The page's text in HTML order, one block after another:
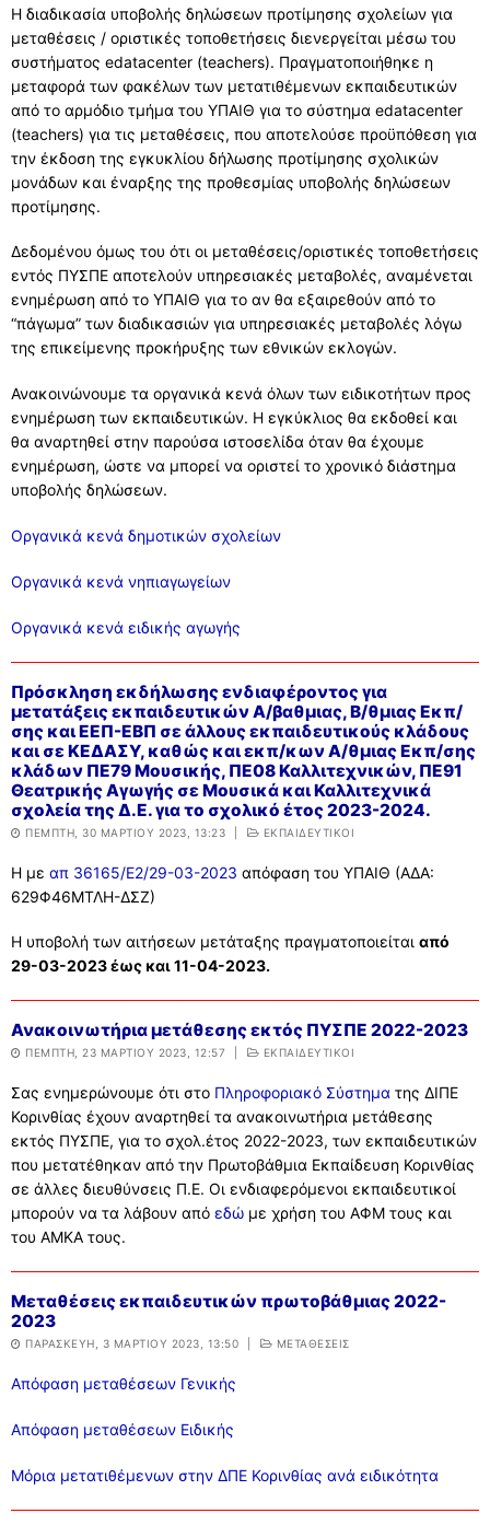
Η διαδικασία υποβολής δηλώσεων προτίμησης σχολείων για
μεταθέσεις / οριστικές τοποθετήσεις διενεργείται μέσω του
συστήματος edatacenter (teachers). Πραγματοποιήθηκε η
μεταφορά των φακέλων των μετατιθέμενων εκπαιδευτικών
από το αρμόδιο τμήμα του ΥΠΑΙΘ για το σύστημα edatacenter
(teachers) για τις μεταθέσεις, που αποτελούσε προϋπόθεση για
την έκδοση της εγκυκλίου δήλωσης προτίμησης σχολικών
μονάδων και έναρξης της προθεσμίας υποβολής δηλώσεων
προτίμησης.
Δεδομένου όμως του ότι οι μεταθέσεις/οριστικές τοποθετήσεις
εντός ΠΥΣΠΕ αποτελούν υπηρεσιακές μεταβολές, αναμένεται
ενημέρωση από το ΥΠΑΙΘ για το αν θα εξαιρεθούν από το
“πάγωμα” των διαδικασιών για υπηρεσιακές μεταβολές λόγω
της επικείμενης προκήρυξης των εθνικών εκλογών.
Ανακοινώνουμε τα οργανικά κενά όλων των ειδικοτήτων προς
ενημέρωση των εκπαιδευτικών. Η εγκύκλιος θα εκδοθεί και
θα αναρτηθεί στην παρούσα ιστοσελίδα όταν θα έχουμε
ενημέρωση, ώστε να μπορεί να οριστεί το χρονικό διάστημα
υποβολής δηλώσεων.
Οργανικά κενά δημοτικών σχολείων
Οργανικά κενά νηπιαγωγείων
Oργανικά κενά ειδικής αγωγής
Πρόσκληση εκδήλωσης ενδιαφέροντος για
μετατάξεις εκπαιδευτικών Α/βαθμιας, Β/θμιας Εκπ/
σης και ΕΕΠ-ΕΒΠ σε άλλους εκπαιδευτικούς κλάδους
και σε ΚΕΔΑΣΥ, καθώς και εκπ/κων Α/θμιας Εκπ/σης
κλάδων ΠΕ79 Μουσικής, ΠΕ08 Καλλιτεχνικών, ΠΕ91
Θεατρικής Αγωγής σε Μουσικά και Καλλιτεχνικά
σχολεία της Δ.Ε. για το σχολικό έτος 2023-2024.
ΠΈΜΠΤΗ, 30 ΜΑΡΤΊΟΥ 2023, 13:23 ΕΚΠΑΙΔΕΥΤΙΚΟΙ
Η με απ 36165/Ε2/29-03-2023 απόφαση του ΥΠΑΙΘ (ΑΔΑ:
629Φ46ΜΤΛΗ-ΔΣΖ)
Η υποβολή των αιτήσεων μετάταξης πραγματοποιείται από
29-03-2023 έως και 11-04-2023.
Ανακοινωτήρια μετάθεσης εκτός ΠΥΣΠΕ 2022-2023
ΠΈΜΠΤΗ, 23 ΜΑΡΤΊΟΥ 2023, 12:57 ΕΚΠΑΙΔΕΥΤΙΚΟΙ
Σας ενημερώνουμε ότι στο Πληροφοριακό Σύστημα της ΔΙΠΕ
Κορινθίας έχουν αναρτηθεί τα ανακοινωτήρια μετάθεσης
εκτός ΠΥΣΠΕ, για το σχολ.έτος 2022-2023, των εκπαιδευτικών
που μετατέθηκαν από την Πρωτοβάθμια Εκπαίδευση Κορινθίας
σε άλλες διευθύνσεις Π.Ε. Οι ενδιαφερόμενοι εκπαιδευτικοί
μπορούν να τα λάβουν από εδώ με χρήση του ΑΦΜ τους και
του ΑΜΚΑ τους.
Μεταθέσεις εκπαιδευτικών πρωτοβάθμιας 2022-
2023
ΠΑΡΑΣΚΕΥΉ, 3 ΜΑΡΤΊΟΥ 2023, 13:50 ΜΕΤΑΘΕΣΕΙΣ
Απόφαση μεταθέσεων Γενικής
Απόφαση μεταθέσεων Ειδικής
Μόρια μετατιθέμενων στην ΔΠΕ Κορινθίας ανά ειδικότητα